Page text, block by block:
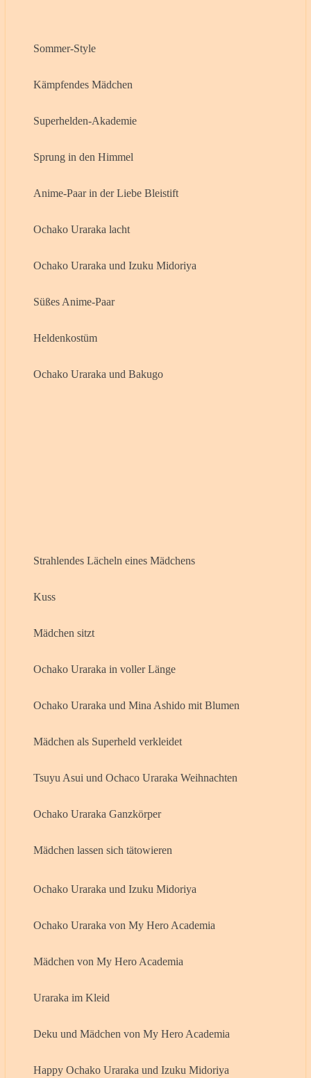
Sommer-Style
Kämpfendes Mädchen
Superhelden-Akademie
Sprung in den Himmel
Anime-Paar in der Liebe Bleistift
Ochako Uraraka lacht
Ochako Uraraka und Izuku Midoriya
Süßes Anime-Paar
Heldenkostüm
Ochako Uraraka und Bakugo
Strahlendes Lächeln eines Mädchens
Kuss
Mädchen sitzt
Ochako Uraraka in voller Länge
Ochako Uraraka und Mina Ashido mit Blumen
Mädchen als Superheld verkleidet
Tsuyu Asui und Ochaco Uraraka Weihnachten
Ochako Uraraka Ganzkörper
Mädchen lassen sich tätowieren
Ochako Uraraka und Izuku Midoriya
Ochako Uraraka von My Hero Academia
Mädchen von My Hero Academia
Uraraka im Kleid
Deku und Mädchen von My Hero Academia
Happy Ochako Uraraka und Izuku Midoriya